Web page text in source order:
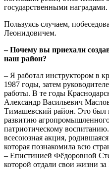
государственными наградами.
Пользуясь случаем,
Леонидовичем.
– Почему вы приехали
наш район?
– Я работал инструктором в
1987 годы, затем
работы. В те годы
Александр Васильевич
Тимашевский район. Это был
развитию
патриотическому
всесоюзная акция,
которая познакомила всю
– Епистинией Фёдоровной
которой отдали свои жизни за